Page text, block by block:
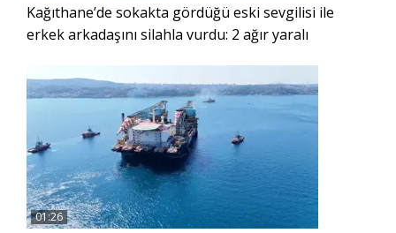
Kağıthane’de sokakta gördüğü eski sevgilisi ile
erkek arkadaşını silahla vurdu: 2 ağır yaralı
01:26